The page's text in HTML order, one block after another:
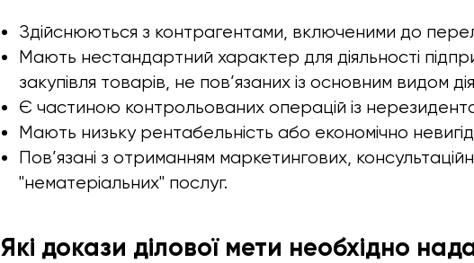
Здійснюються з контрагентами, включеними до
Мають нестандартний характер для діяльності
закупівля товарів, не пов’язаних із основним видом
Є частиною контрольованих операцій із
Мають низьку рентабельність або економічно
Пов’язані з отриманням маркетингових,
"нематеріальних" послуг.
Які докази ділової мети необхідно